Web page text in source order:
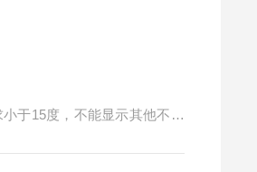
于15度，不能显示其他不同